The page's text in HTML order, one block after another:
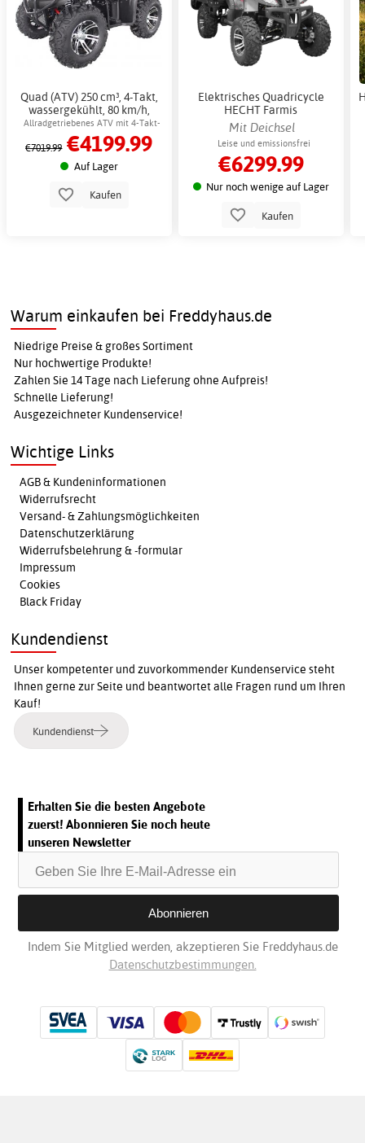
Quad (ATV) 250 cm³, 4-Takt,
wassergekühlt, 80 km/h,
schwarz + Schlosskette
Allradgetriebenes ATV mit 4-Takt-
Motor
€7019.99 €4199.99
Auf Lager
Kaufen
Elektrisches Quadricycle
HECHT Farmis
Lastenquadricycle
Mit Deichsel
Leise und emissionsfrei
€6299.99
Nur noch wenige auf Lager
Kaufen
Warum einkaufen bei Freddyhaus.de
Niedrige Preise & großes Sortiment
Nur hochwertige Produkte!
Zahlen Sie 14 Tage nach Lieferung ohne Aufpreis!
Schnelle Lieferung!
Ausgezeichneter Kundenservice!
Wichtige Links
AGB & Kundeninformationen
Widerrufsrecht
Versand- & Zahlungsmöglichkeiten
Datenschutzerklärung
Widerrufsbelehrung & -formular
Impressum
Cookies
Black Friday
Kundendienst
Unser kompetenter und zuvorkommender Kundenservice steht
Ihnen gerne zur Seite und beantwortet alle Fragen rund um Ihren
Kauf!
Kundendienst
Erhalten Sie die besten Angebote
zuerst! Abonnieren Sie noch heute
unseren Newsletter
Indem Sie Mitglied werden, akzeptieren Sie Freddyhaus.de
Datenschutzbestimmungen.